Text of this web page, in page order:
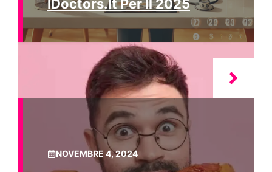
IDoctors.it Per Il 2025
NOVEMBRE 4, 2024